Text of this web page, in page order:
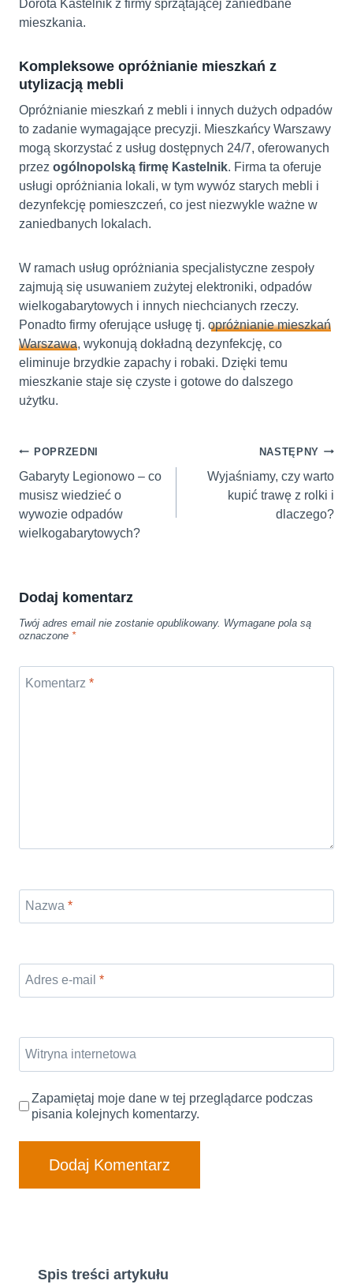
Dorota Kastelnik z firmy sprzątającej zaniedbane
mieszkania.
Kompleksowe opróżnianie mieszkań z
utylizacją mebli
Opróżnianie mieszkań z mebli i innych dużych odpadów
to zadanie wymagające precyzji. Mieszkańcy Warszawy
mogą skorzystać z usług dostępnych 24/7, oferowanych
przez ogólnopolską firmę Kastelnik. Firma ta oferuje
usługi opróżniania lokali, w tym wywóz starych mebli i
dezynfekcję pomieszczeń, co jest niezwykle ważne w
zaniedbanych lokalach.
W ramach usług opróżniania specjalistyczne zespoły
zajmują się usuwaniem zużytej elektroniki, odpadów
wielkogabarytowych i innych niechcianych rzeczy.
Ponadto firmy oferujące usługę tj. opróżnianie mieszkań
Warszawa, wykonują dokładną dezynfekcję, co
eliminuje brzydkie zapachy i robaki. Dzięki temu
mieszkanie staje się czyste i gotowe do dalszego
użytku.
Nawigacja
wpisu
POPRZEDNI
Gabaryty Legionowo – co
musisz wiedzieć o
wywozie odpadów
wielkogabarytowych?
NASTĘPNY
Wyjaśniamy, czy warto
kupić trawę z rolki i
dlaczego?
Dodaj komentarz
Twój adres email nie zostanie opublikowany. Wymagane pola są
oznaczone *
Komentarz *
Nazwa *
Adres e-mail *
Witryna internetowa
Zapamiętaj moje dane w tej przeglądarce podczas
pisania kolejnych komentarzy.
Spis treści artykułu